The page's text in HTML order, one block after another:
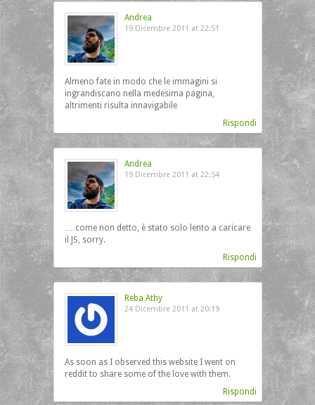
Andrea
19 Dicembre 2011 at 22:51
Almeno fate in modo che le immagini si
ingrandiscano nella medesima pagina,
altrimenti risulta innavigabile
Rispondi
Andrea
19 Dicembre 2011 at 22:54
… come non detto, è stato solo lento a caricare
il JS, sorry.
Rispondi
Reba Athy
24 Dicembre 2011 at 20:19
As soon as I observed this website I went on
reddit to share some of the love with them.
Rispondi